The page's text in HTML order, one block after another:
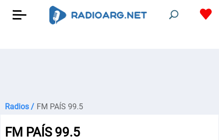
Radios / FM PAÍS 99.5
FM PAÍS 99.5